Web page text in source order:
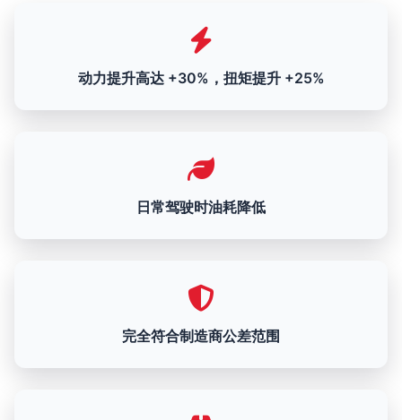
动力提升高达 +30%，扭矩提升 +25%
日常驾驶时油耗降低
完全符合制造商公差范围